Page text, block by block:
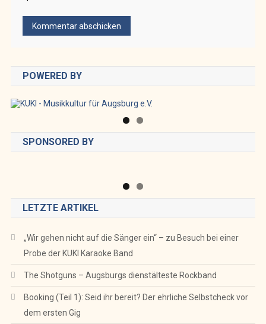
POWERED BY
SPONSORED BY
LETZTE ARTIKEL
„Wir gehen nicht auf die Sänger ein“ – zu Besuch bei einer
Probe der KUKI Karaoke Band
The Shotguns – Augsburgs dienstälteste Rockband
Booking (Teil 1): Seid ihr bereit? Der ehrliche Selbstcheck vor
dem ersten Gig